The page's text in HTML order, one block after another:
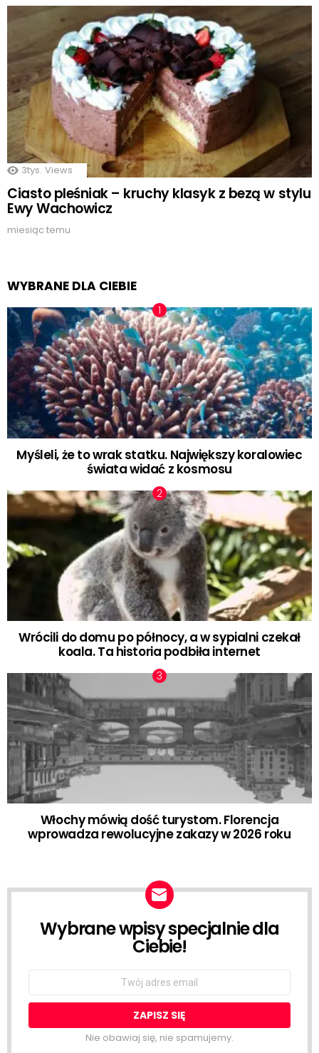
3tys. Views
Ciasto pleśniak – kruchy klasyk z bezą w stylu
Ewy Wachowicz
miesiąc temu
WYBRANE DLA CIEBIE
Myśleli, że to wrak statku. Największy koralowiec
świata widać z kosmosu
Wrócili do domu po północy, a w sypialni czekał
koala. Ta historia podbiła internet
Włochy mówią dość turystom. Florencja
wprowadza rewolucyjne zakazy w 2026 roku
NEWSLETTER
Wybrane wpisy specjalnie dla
Ciebie!
Email
Nie obawiaj się, nie spamujemy.